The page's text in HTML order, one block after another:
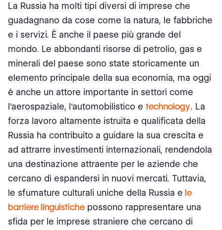
La Russia ha molti tipi diversi di imprese che
guadagnano da cose come la natura, le fabbriche
e i servizi. È anche il paese più grande del
mondo. Le abbondanti risorse di petrolio, gas e
minerali del paese sono state storicamente un
elemento principale della sua economia, ma oggi
è anche un attore importante in settori come
l'aerospaziale, l'automobilistico e technology. La
forza lavoro altamente istruita e qualificata della
Russia ha contribuito a guidare la sua crescita e
ad attrarre investimenti internazionali, rendendola
una destinazione attraente per le aziende che
cercano di espandersi in nuovi mercati. Tuttavia,
le sfumature culturali uniche della Russia e le
barriere linguistiche possono rappresentare una
sfida per le imprese straniere che cercano di